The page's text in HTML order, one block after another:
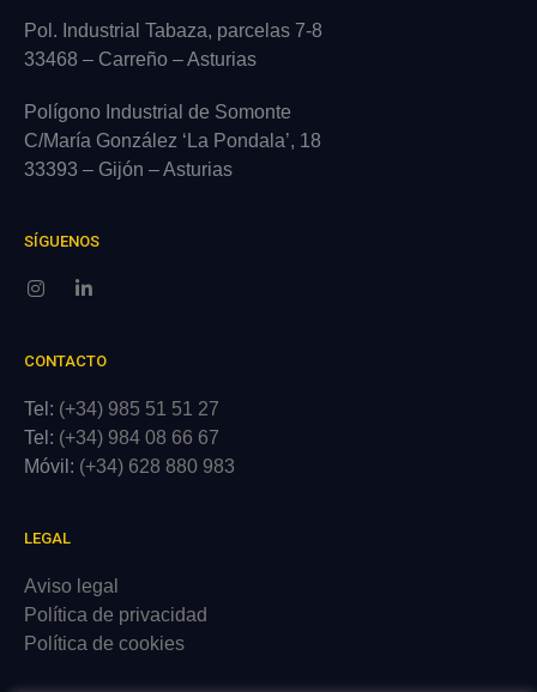
Pol. Industrial Tabaza, parcelas 7-8
33468 – Carreño – Asturias
Polígono Industrial de Somonte
C/María González ‘La Pondala’, 18
33393 – Gijón – Asturias
SÍGUENOS
CONTACTO
Tel: (+34) 985 51 51 27
Tel: (+34) 984 08 66 67
Móvil: (+34) 628 880 983
LEGAL
Aviso legal
Política de privacidad
Política de cookies